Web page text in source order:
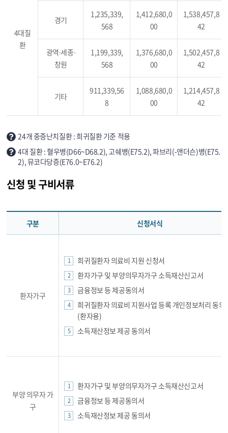
4대질
환
경기
1,235,339,
568
1,412,680,0
00
1,538,457,8
42
광역∙세종∙
창원
1,199,339,
568
1,376,680,0
00
1,502,457,8
42
기타
911,339,56
8
1,088,680,0
00
1,214,457,8
42
24개 중증난치질환 : 희귀질환 기준 적용
4대 질환 : 혈우병(D66~D68.2), 고쉐병(E75.2), 파브리(-앤더슨)병(E75.
2), 뮤코다당증(E76.0~E76.2)
신청 및 구비서류
구분 신청서식
환자가구
희귀질환자 의료비 지원 신청서
환자가구 및 부양의무자가구 소득재산신고서
금융정보 등 제공동의서
희귀질환자 의료비 지원사업 등록 개인정보처리 동의
(환자용)
소득재산정보 제공 동의서
부양 의무자 가
구
환자가구 및 부양의무자가구 소득재산신고서
금융정보 등 제공동의서
소득재산정보 제공 동의서